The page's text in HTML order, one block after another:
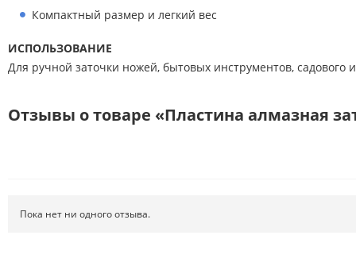
Компактный размер и легкий вес
ИСПОЛЬЗОВАНИЕ
Для ручной заточки ножей, бытовых инструментов, садового
Отзывы о товаре «Пластина алмазная
Пока нет ни одного отзыва.